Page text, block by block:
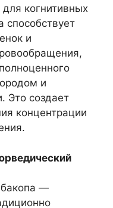
когнитивных
способствует
и
и
Это создает
концентрации
—